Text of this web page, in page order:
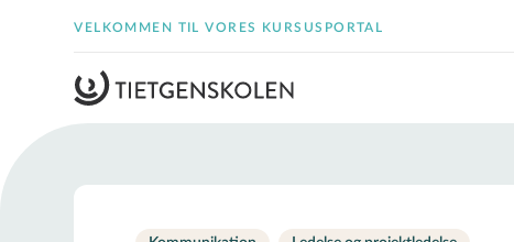
VELKOMMEN TIL VORES KURSUSPORTAL